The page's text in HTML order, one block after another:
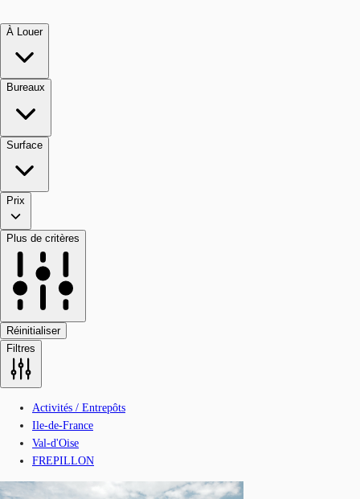
À Louer
Bureaux
Surface
Prix
Plus de critères
Réinitialiser
Filtres
Activités / Entrepôts
Ile-de-France
Val-d'Oise
FREPILLON